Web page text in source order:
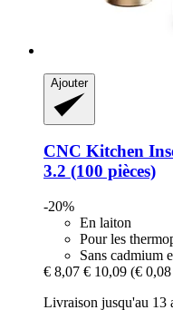
Ajouter
CNC Kitchen
3.2 (100 pièces)
-20%
En laiton
Pour les
Sans cadmium
€ 8,07 € 10,09 (€
Livraison jusqu'au 13